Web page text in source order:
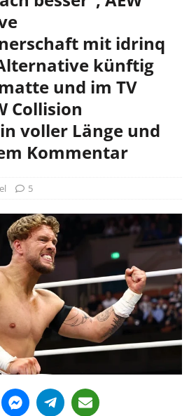
mit idrinq
künftig
und im TV
Collision
voller Länge und
Kommentar
5